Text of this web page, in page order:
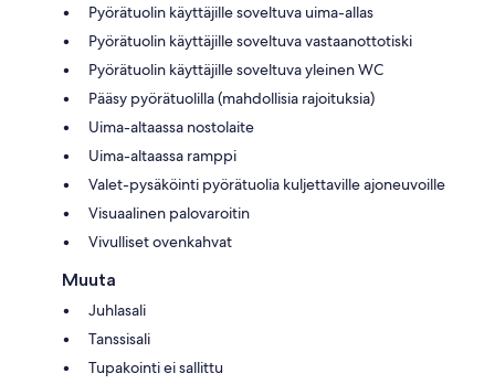
Pyörätuolin käyttäjille soveltuva uima-allas
Pyörätuolin käyttäjille soveltuva vastaanottotiski
Pyörätuolin käyttäjille soveltuva yleinen WC
Pääsy pyörätuolilla (mahdollisia rajoituksia)
Uima-altaassa nostolaite
Uima-altaassa ramppi
Valet-pysäköinti pyörätuolia kuljettaville ajoneuvoille
Visuaalinen palovaroitin
Vivulliset ovenkahvat
Muuta
Juhlasali
Tanssisali
Tupakointi ei sallittu